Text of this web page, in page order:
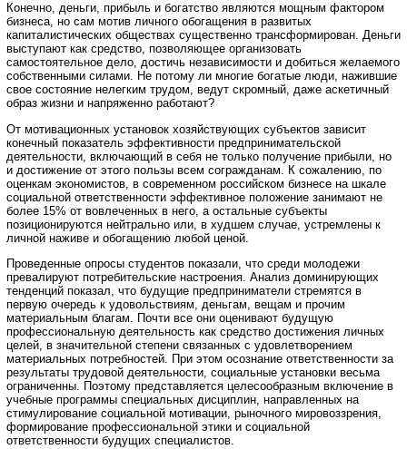
Конечно, деньги, прибыль и богатство являются мощным фактором
бизнеса, но сам мотив личного обогащения в развитых
капиталистических обществах существенно трансформирован. Деньги
выступают как средство, позволяющее организовать
самостоятельное дело, достичь независимости и добиться желаемого
собственными силами. Не потому ли многие богатые люди, нажившие
свое состояние нелегким трудом, ведут скромный, даже аскетичный
образ жизни и напряженно работают?
От мотивационных установок хозяйствующих субъектов зависит
конечный показатель эффективности предпринимательской
деятельности, включающий в себя не только получение прибыли, но
и достижение от этого пользы всем согражданам. К сожалению, по
оценкам экономистов, в современном российском бизнесе на шкале
социальной ответственности эффективное положение занимают не
более 15% от вовлеченных в него, а остальные субъекты
позиционируются нейтрально или, в худшем случае, устремлены к
личной наживе и обогащению любой ценой.
Проведенные опросы студентов показали, что среди молодежи
превалируют потребительские настроения. Анализ доминирующих
тенденций показал, что будущие предприниматели стремятся в
первую очередь к удовольствиям, деньгам, вещам и прочим
материальным благам. Почти все они оценивают будущую
профессиональную деятельность как средство достижения личных
целей, в значительной степени связанных с удовлетворением
материальных потребностей. При этом осознание ответственности за
результаты трудовой деятельности, социальные установки весьма
ограниченны. Поэтому представляется целесообразным включение в
учебные программы специальных дисциплин, направленных на
стимулирование социальной мотивации, рыночного мировоззрения,
формирование профессиональной этики и социальной
ответственности будущих специалистов.